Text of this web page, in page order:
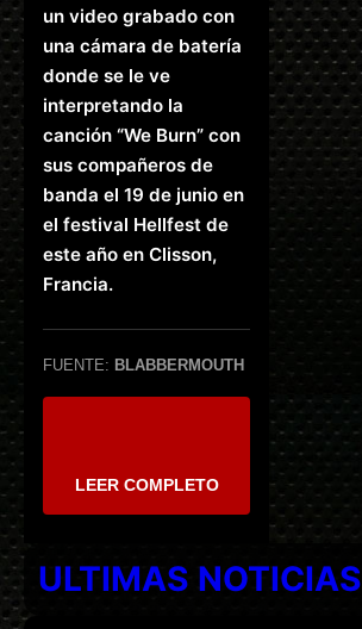
un video grabado con
una cámara de batería
donde se le ve
interpretando la
canción “We Burn” con
sus compañeros de
banda el 19 de junio en
el festival Hellfest de
este año en Clisson,
Francia.
FUENTE: BLABBERMOUTH
LEER COMPLETO
ULTIMAS NOTICIAS